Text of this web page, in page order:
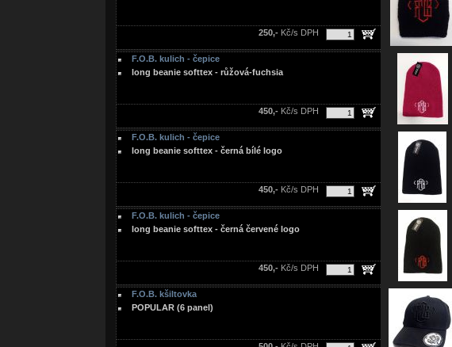
250,-Kč/s DPH
F.O.B. kulich - čepice
long beanie softtex - růžová-fuchsia
450,-Kč/s DPH
F.O.B. kulich - čepice
long beanie softtex - černá bílé logo
450,-Kč/s DPH
F.O.B. kulich - čepice
long beanie softtex - černá červené logo
450,-Kč/s DPH
F.O.B. kšiltovka
POPULAR (6 panel)